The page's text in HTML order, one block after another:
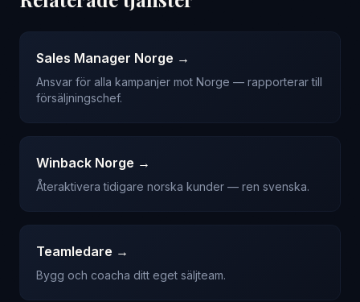
Sales Manager Norge →
Ansvar för alla kampanjer mot Norge — rapporterar till
försäljningschef.
Winback Norge →
Återaktivera tidigare norska kunder — ren svenska.
Teamledare →
Bygg och coacha ditt eget säljteam.